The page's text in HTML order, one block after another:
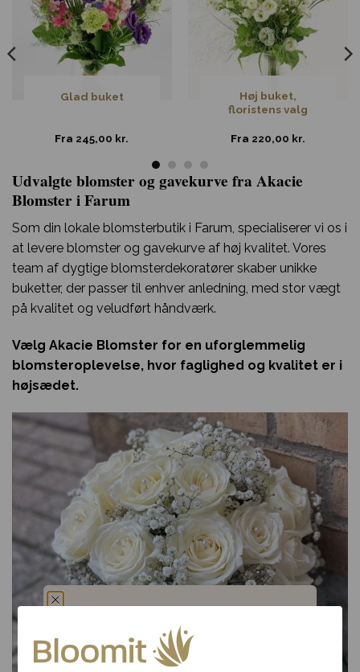
Glad buket
Fra 245,00 kr.
Høj buket,
floristens valg
Fra 220,00 kr.
Udvalgte blomster og gavekurve fra Akacie
Blomster i Farum
Som din lokale blomsterbutik i Farum, specialiserer vi os i
at levere blomster og gavekurve af høj kvalitet. Vores
team af dygtige blomsterdekoratører skaber unikke
buketter, der passer til enhver anledning, med stor vægt
på kvalitet og veludført håndværk.
Vælg Akacie Blomster for en uforglemmelig
blomsteroplevelse, hvor faglighed og kvalitet er i
højsædet.
Du har fået en